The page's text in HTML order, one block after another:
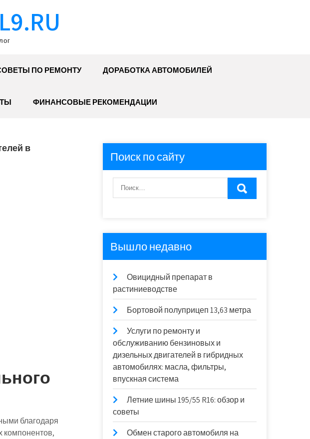
ПО РЕМОНТУ ДОРАБОТКА АВТОМОБИЛЕЙ
ФИНАНСОВЫЕ РЕКОМЕНДАЦИИ
в
благодаря
компонентов,
Поиск по сайту
Вышло недавно
Овицидный препарат в
растиниеводстве
Бортовой полуприцеп 13,63 метра
Услуги по ремонту и
обслуживанию бензиновых и
дизельных двигателей в гибридных
автомобилях: масла, фильтры,
впускная система
Летние шины 195/55 R16: обзор и
советы
Обмен старого автомобиля на